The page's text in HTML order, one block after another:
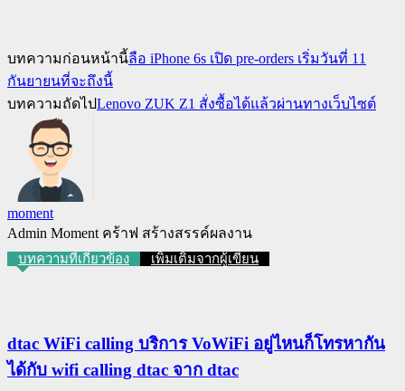
บทความก่อนหน้านี้ลือ iPhone 6s เปิด pre-orders เริ่มวันที่ 11
กันยายนที่จะถึงนี้
บทความถัดไปLenovo ZUK Z1 สั่งซื้อได้แล้วผ่านทางเว็บไซต์
moment
Admin Moment คร้าฟ สร้างสรรค์ผลงาน
บทความที่เกี่ยวข้อง เพิ่มเติมจากผู้เขียน
dtac WiFi calling บริการ VoWiFi อยู่ไหนก็โทรหากัน
ได้กับ wifi calling dtac จาก dtac